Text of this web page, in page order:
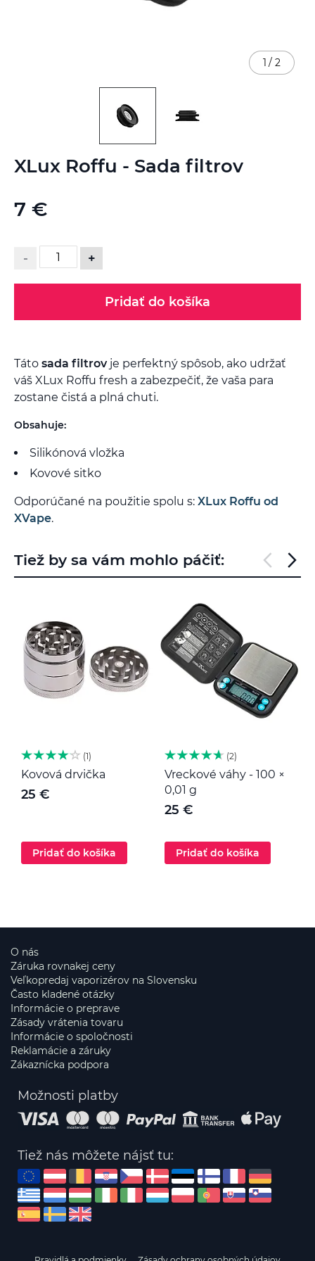
XLux Roffu - Sada filtrov
7 €
- +
Pridať do košíka
Táto sada filtrovje perfektný spôsob, ako udržať
váš XLux Roffu fresh a zabezpečiť, že vaša para
zostane čistá a plná chuti.
Obsahuje:
Silikónová vložka
Kovové sitko
Odporúčané na použitie spolu s: XLux Roffu od
XVape.
1 / 2
na
obrázkov
Tiež by sa vám mohlo páčiť:
1
Kovová drvička
25 €
Pridať do košíka
2
Vreckové váhy - 100 ×
0,01 g
25 €
Pridať do košíka
O nás
Záruka rovnakej ceny
Veľkopredaj vaporizérov na Slovensku
Často kladené otázky
Informácie o preprave
Zásady vrátenia tovaru
Informácie o spoločnosti
Reklamácie a záruky
Zákaznícka podpora
Možnosti platby
Tiež nás môžete nájsť tu: